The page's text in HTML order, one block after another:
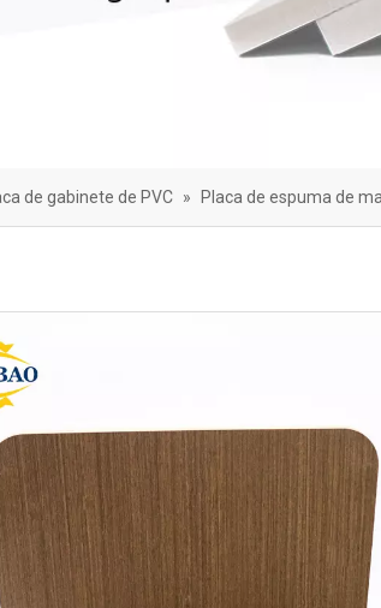
de gabinete de PVC » Placa de espuma de